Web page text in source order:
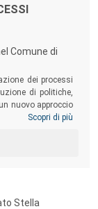
Comune di
dei processi
di politiche,
nuovo approccio
legate alle
di metodi
delle tracce
Scopri di più
Stella